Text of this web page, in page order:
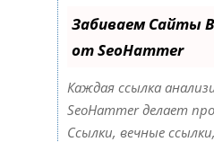
Забиваем Сайты
от SeoHammer
Каждая ссылка
SeoHammer делает
Ссылки, вечные